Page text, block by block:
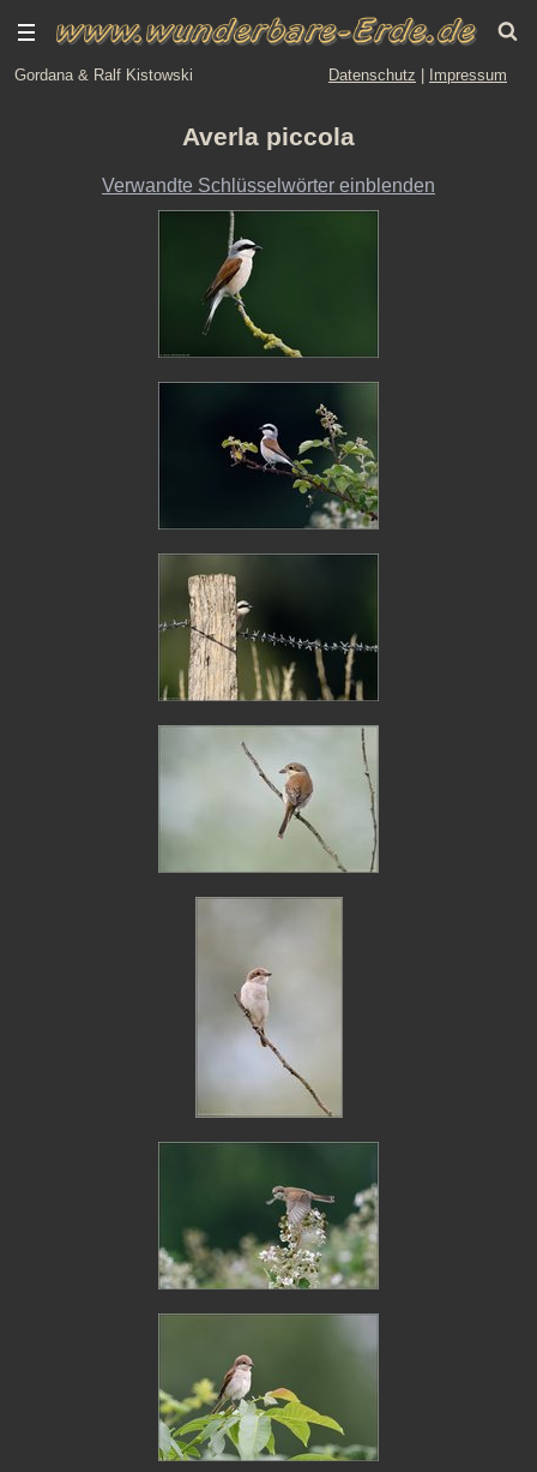
Gordana & Ralf Kistowski Datenschutz Impressum
Averla piccola
Verwandte Schlüsselwörter einblenden